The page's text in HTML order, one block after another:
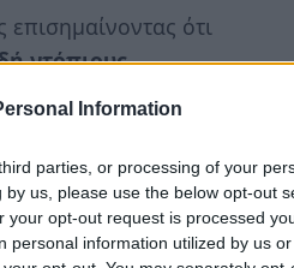
Information
parties, or processing of your
us, please use the below opt-out
opt-out request is processed
personal information utilized by us
ότι
ντόπιους.
η έλλειψη
ερωτηματικά.